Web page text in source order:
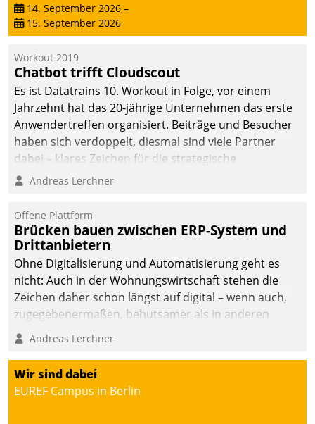
14. September 2026 –
15. September 2026
Workout 2019
Chatbot trifft Cloudscout
Es ist Datatrains 10. Workout in Folge, vor einem
Jahrzehnt hat das 20-jährige Unternehmen das erste
Anwendertreffen organisiert. Beiträge und Besucher
haben sich verdoppelt, diesmal sind viele Partner
dabei – klares Zeichen für die strategische
Fokussierung auf den Kunden.
Andreas Lerchner
Offene Plattform
Brücken bauen zwischen ERP-System und
Drittanbietern
Ohne Digitalisierung und Automatisierung geht es
nicht: Auch in der Wohnungswirtschaft stehen die
Zeichen daher schon längst auf digital – wenn auch,
zugegebenermaßen, behutsamer als in anderen
Branchen.
Andreas Lerchner
Wir sind dabei
EUREF Campus in Berlin